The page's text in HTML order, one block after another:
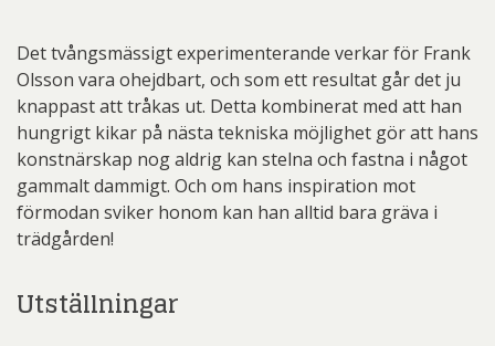
Det tvångsmässigt experimenterande verkar för Frank
Olsson vara ohejdbart, och som ett resultat går det ju
knappast att tråkas ut. Detta kombinerat med att han
hungrigt kikar på nästa tekniska möjlighet gör att hans
konstnärskap nog aldrig kan stelna och fastna i något
gammalt dammigt. Och om hans inspiration mot
förmodan sviker honom kan han alltid bara gräva i
trädgården!
Utställningar